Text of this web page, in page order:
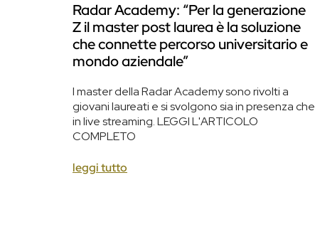
Radar Academy: “Per la generazione
Z il master post laurea è la soluzione
che connette percorso universitario e
mondo aziendale”
I master della Radar Academy sono rivolti a
giovani laureati e si svolgono sia in presenza che
in live streaming. LEGGI L'ARTICOLO
COMPLETO
leggi tutto